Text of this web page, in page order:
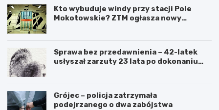
Kto wybuduje windy przy stacji Pole
Mokotowskie? ZTM ogłasza nowy
Sprawa bez przedawnienia – 42-latek
usłyszał zarzuty 23 lata po dokonaniu
Grójec – policja zatrzymała
podejrzanego o dwa zabójstwa